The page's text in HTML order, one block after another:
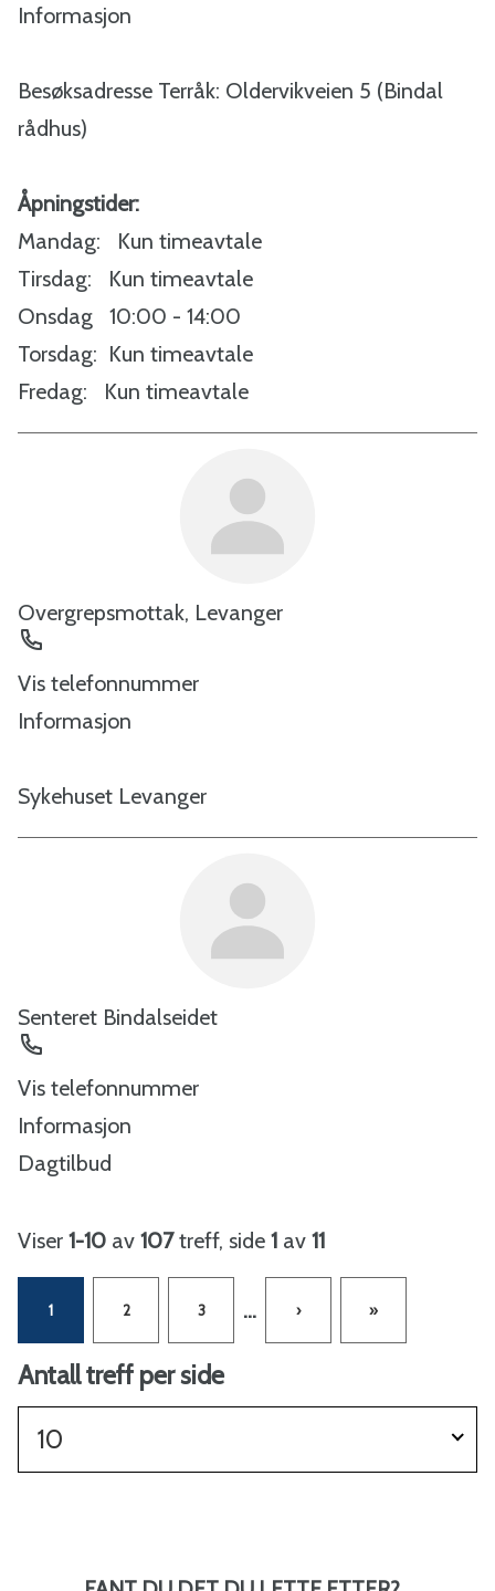
Informasjon
Besøksadresse Terråk: Oldervikveien 5 (Bindal
rådhus)
Åpningstider:
Mandag: Kun timeavtale
Tirsdag: Kun timeavtale
Onsdag 10:00 - 14:00
Torsdag: Kun timeavtale
Fredag: Kun timeavtale
Overgrepsmottak, Levanger
Vis telefonnummer
Informasjon
Sykehuset Levanger
Senteret Bindalseidet
Vis telefonnummer
Informasjon
Dagtilbud
Viser 1-10 av 107treff, side 1 av 11
1 2 3 ... › »
Antall treff per side
10